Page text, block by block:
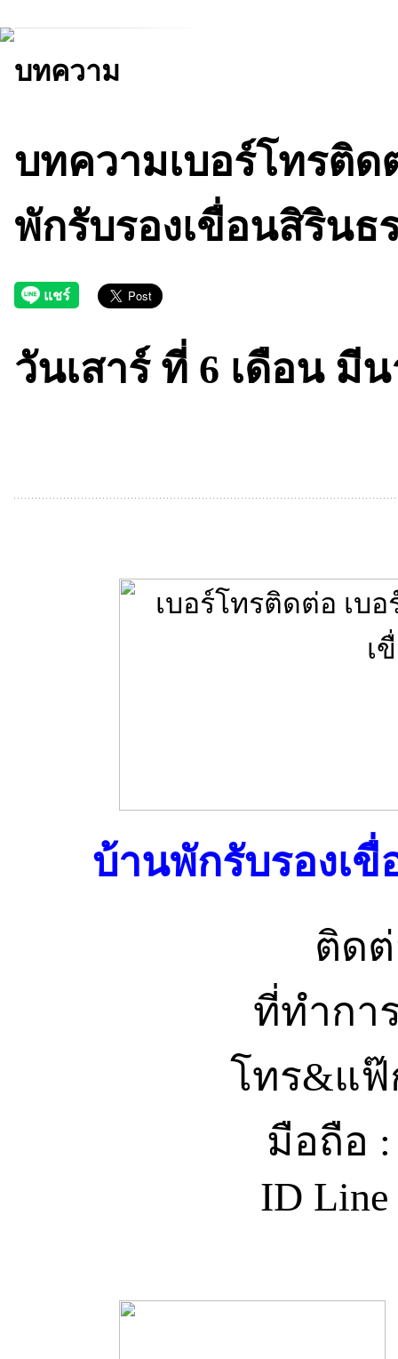
บทความ
บทความเบอร์โทรติ
พักรับรองเขื่อนสิรินธ
วันเสาร์ ที่ 6 เดือน มี
บ้านพักรับรองเ
ติด
ที่ทำกา
โทร&แฟ๊
มือถือ :
ID